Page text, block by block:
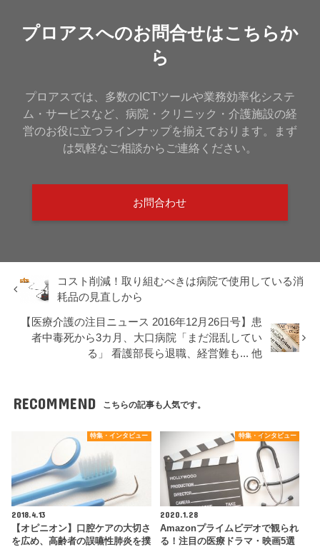
プロアスへのお問合せはこちらか
ら
プロアスでは、多数のICTツールや業務効率化システ
ム・サービスなど、病院・クリニック・介護施設の経
営のお役に立つラインナップを揃えております。まず
は気軽なご相談からご連絡ください。
お問合わせ
コスト削減！取り組むべきは病院で使用している消
耗品の見直しから
【医療介護の注目ニュース 2016年12月26日号】患
者中毒死から3カ月、大口病院「まだ混乱してい
る」 看護部長ら退職、経営難も... 他
RECOMMEND こちらの記事も人気です。
特集・インタビュー
2018.4.13
【オピニオン】口腔ケアの大切さ
を広め、高齢者の誤嚥性肺炎を撲
特集・インタビュー
2020.1.28
Amazonプライムビデオで観られ
る！注目の医療ドラマ・映画5選